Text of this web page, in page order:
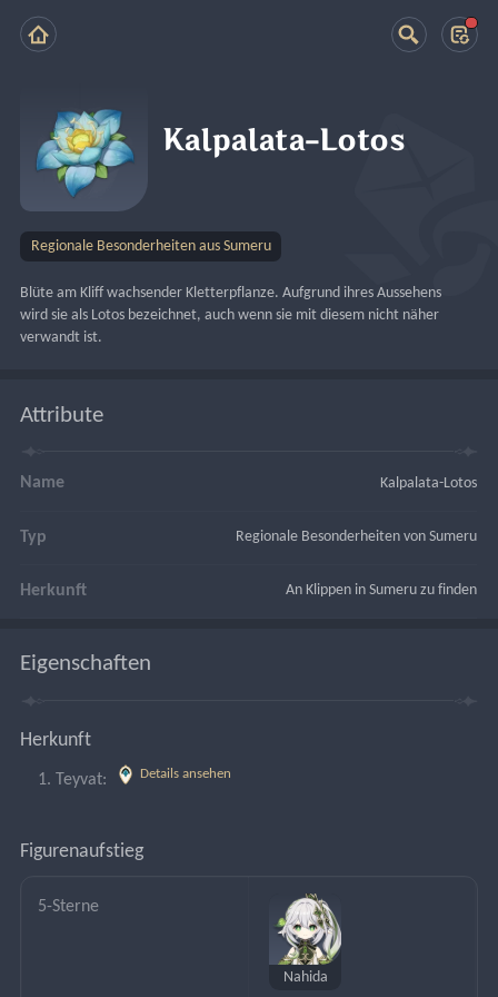
Kalpalata-Lotos
Regionale Besonderheiten aus Sumeru
Blüte am Kliff wachsender Kletterpflanze. Aufgrund ihres Aussehens
wird sie als Lotos bezeichnet, auch wenn sie mit diesem nicht näher
verwandt ist.
Attribute
Name Kalpalata-Lotos
Typ Regionale Besonderheiten von Sumeru
Herkunft An Klippen in Sumeru zu finden
Eigenschaften
Herkunft
Teyvat: Details ansehen
Figurenaufstieg
5-Sterne
Nahida